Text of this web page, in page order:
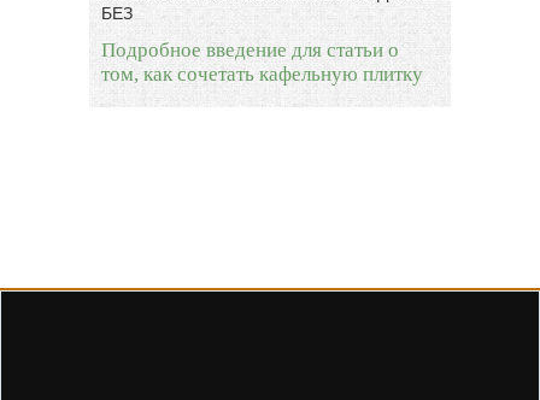
БЕЗ
Подробное введение для статьи о
том, как сочетать кафельную плитку